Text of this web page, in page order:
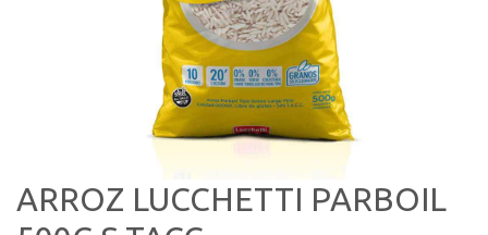
ARROZ LUCCHETTI PARBOIL